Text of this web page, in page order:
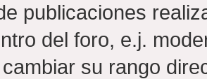
publicaciones
del foro, e.j.
su rango